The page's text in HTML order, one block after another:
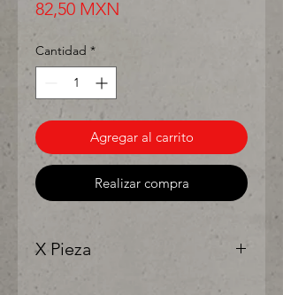
82,50 MXN
Cantidad *
Agregar al carrito
Realizar compra
X Pieza
"Ya sea para comprar o para surtir,